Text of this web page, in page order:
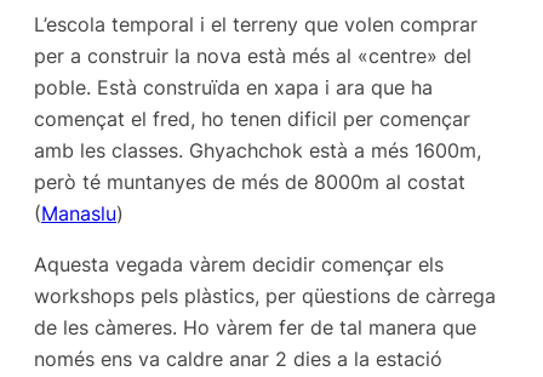
L’escola temporal i el terreny que volen comprar
per a construir la nova està més al «centre» del
poble. Està construïda en xapa i ara que ha
començat el fred, ho tenen dificil per començar
amb les classes. Ghyachchok està a més 1600m,
però té muntanyes de més de 8000m al costat
(Manaslu)
Aquesta vegada vàrem decidir començar els
workshops pels plàstics, per qüestions de càrrega
de les càmeres. Ho vàrem fer de tal manera que
només ens va caldre anar 2 dies a la estació